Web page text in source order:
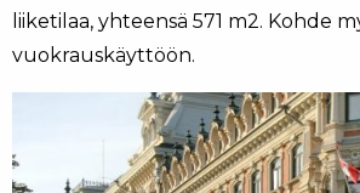
liiketilaa, yhteensä 571 m2. Kohde
vuokrauskäyttöön.